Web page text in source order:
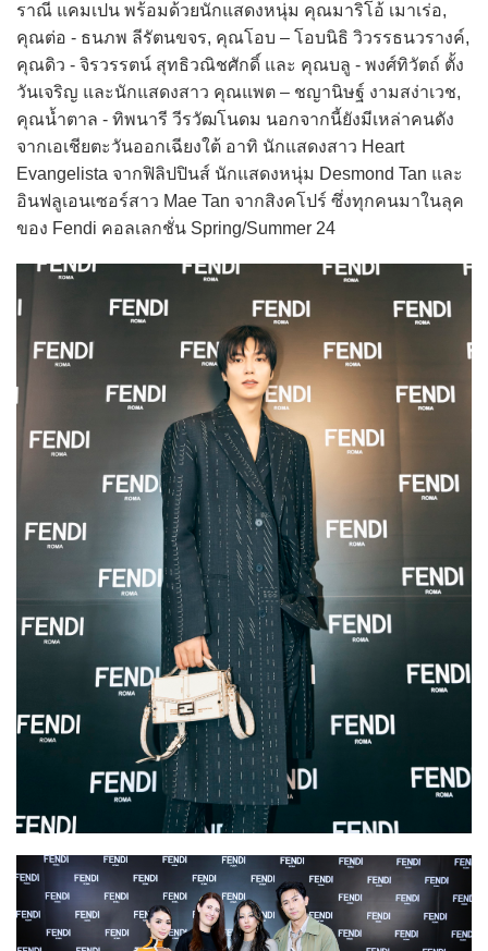
ราณี แคมเปน พร้อมด้วยนักแสดงหนุ่ม คุณมาริโอ้ เมาเร่อ,
คุณต่อ - ธนภพ ลีรัตนขจร, คุณโอบ – โอบนิธิ วิวรรธนวรางค์,
คุณดิว - จิรวรรตน์ สุทธิวณิชศักดิ์ และ คุณบลู - พงศ์ทิวัตถ์ ตั้ง
วันเจริญ และนักแสดงสาว คุณแพต – ชญานิษฐ์ งามสง่าเวช,
คุณน้ำตาล - ทิพนารี วีรวัฒโนดม นอกจากนี้ยังมีเหล่าคนดัง
จากเอเชียตะวันออกเฉียงใต้ อาทิ นักแสดงสาว Heart
Evangelista จากฟิลิปปินส์ นักแสดงหนุ่ม Desmond Tan และ
อินฟลูเอนเซอร์สาว Mae Tan จากสิงคโปร์ ซึ่งทุกคนมาในลุค
ของ Fendi คอลเลกชั่น Spring/Summer 24